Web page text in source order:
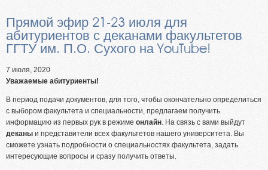
Олимпиада для поступления в ГГТУ им. П.О.Сухого
Целевая подготовка
Абитуриентам из Российской федерации
Зачисление без вступительных испытаний
Родителям абитуриентов
Часто задаваемые вопросы
Факультет довузовской подготовки
Централизованное тестирование
Прямой эфир 21-23 июля для
абитуриентов с деканами факультетов
ГГТУ им. П.О. Сухого на YouTube!
7 июля, 2020
Уважаемые абитуриенты!
В период подачи документов, для того, чтобы окончательно определиться
с выбором факультета и специальности, предлагаем получить
информацию из первых рук в режиме онлайн. На связь с вами выйдут
деканы и представители всех факультетов нашего университета. Вы
сможете узнать подробности о специальностях факультета, задать
интересующие вопросы и сразу получить ответы.